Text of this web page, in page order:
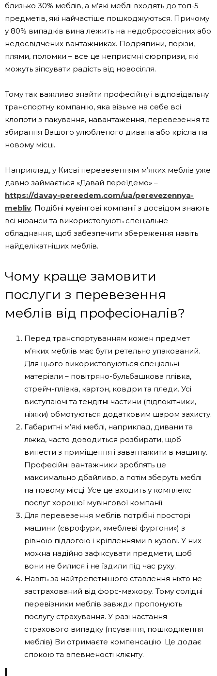
близько 30% меблів, а м’які меблі входять до топ-5
предметів, які найчастіше пошкоджуються. Причому
у 80% випадків вина лежить на недобросовісних або
недосвідчених вантажниках. Подряпини, порізи,
плями, поломки – все це неприємні сюрпризи, які
можуть зіпсувати радість від новосілля.
Тому так важливо знайти професійну і відповідальну
транспортну компанію, яка візьме на себе всі
клопоти з пакування, навантаження, перевезення та
збирання Вашого улюбленого дивана або крісла на
новому місці.
Наприклад, у Києві перевезенням м’яких меблів уже
давно займається «Давай переїдемо» –
https://davay-pereedem.com/ua/perevezennya-
mebliv. Подібні мувінгові компанії з досвідом знають
всі нюанси та використовують спеціальне
обладнання, щоб забезпечити збереження навіть
найделікатніших меблів.
Чому краще замовити
послуги з перевезення
меблів від професіоналів?
Перед транспортуванням кожен предмет
м’яких меблів має бути ретельно упакований.
Для цього використовуються спеціальні
матеріали – повітряно-бульбашкова плівка,
стрейч-плівка, картон, ковдри та пледи. Усі
виступаючі та тендітні частини (підлокітники,
ніжки) обмотуються додатковим шаром захисту.
Габаритні м’які меблі, наприклад, дивани та
ліжка, часто доводиться розбирати, щоб
винести з приміщення і завантажити в машину.
Професійні вантажники зроблять це
максимально дбайливо, а потім зберуть меблі
на новому місці. Усе це входить у комплекс
послуг хорошої мувінгової компанії.
Для перевезення меблів потрібні просторі
машини (єврофури, «меблеві фургони») з
рівною підлогою і кріпленнями в кузові. У них
можна надійно зафіксувати предмети, щоб
вони не билися і не їздили під час руху.
Навіть за найтрепетнішого ставлення ніхто не
застрахований від форс-мажору. Тому солідні
перевізники меблів завжди пропонують
послугу страхування. У разі настання
страхового випадку (псування, пошкодження
меблів) Ви отримаєте компенсацію. Це додає
спокою та впевненості клієнту.